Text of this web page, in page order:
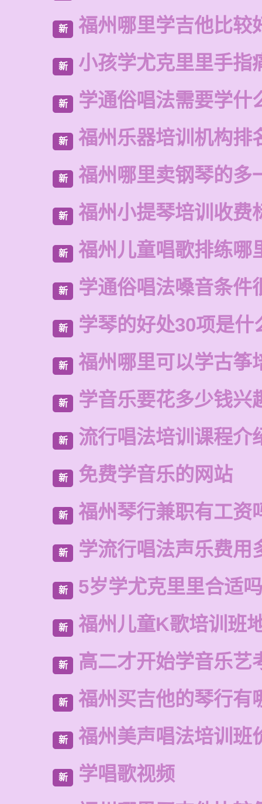
新 福州哪里学吉他比较
新 小孩学尤克里里手指
新 学通俗唱法需要学什
新 福州乐器培训机构排
新 福州哪里卖钢琴的多
新 福州小提琴培训收费
新 福州儿童唱歌排练哪
新 学通俗唱法嗓音条件
新 学琴的好处30项是什
新 福州哪里可以学古筝
新 学音乐要花多少钱兴
新 流行唱法培训课程介
新 免费学音乐的网站
新 福州琴行兼职有工资
新 学流行唱法声乐费用
新 5岁学尤克里里合适
新 福州儿童K歌培训班
新 高二才开始学音乐艺
新 福州买吉他的琴行有
新 福州美声唱法培训班
新 学唱歌视频